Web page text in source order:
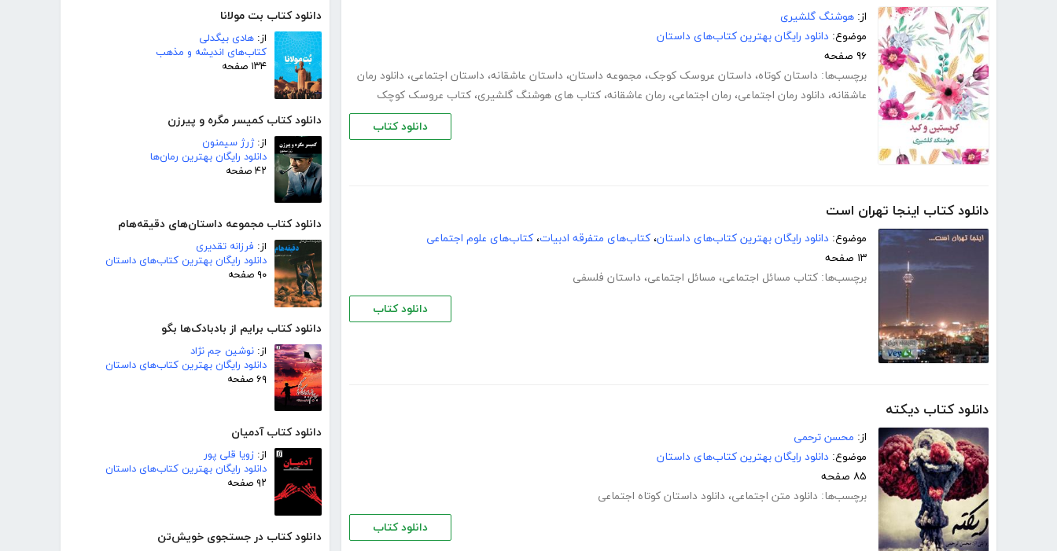
دانلود کتاب بت مولانا
از: هادی بیگدلی
کتاب‌های اندیشه و مذهب
۱۳۴ صفحه
دانلود کتاب کمیسر مگره و پیرزن
از:ژرژ سیمنون
دانلود رایگان بهترین رمان‌ها
۴۲ صفحه
دانلود کتاب مجموعه داستان‌های دقیقه‌هام
از: فرزانه تقدیری
دانلود رایگان بهترین کتاب‌های داستان
۹۰ صفحه
دانلود کتاب برایم از بادبادک‌ها بگو
از: نوشین جم نژاد
دانلود رایگان بهترین کتاب‌های داستان
۶۹ صفحه
دانلود کتاب آدمیان
از: زویا قلی پور
دانلود رایگان بهترین کتاب‌های داستان
۹۲ صفحه
دانلود کتاب در جستجوی خویش‌تن
از: هوشنگ گلشیری
موضوع: دانلود رایگان بهترین کتاب‌های داستان
۹۶ صفحه
برچسب‌ها: داستان کوتاه، داستان عروسک کوجک، مجموعه داستان، داستان عاشقانه، داستان اجتماعی، دانلود رمان
عاشقانه، دانلود رمان اجتماعی، رمان اجتماعی، رمان عاشقانه، کتاب های هوشنگ گلشیری، کتاب عروسک کوچک
دانلود کتاب
دانلود کتاب اینجا تهران است
موضوع: دانلود رایگان بهترین کتاب‌های داستان، کتاب‌های متفرقه ادبیات، کتاب‌های علوم اجتماعی
۱۳ صفحه
برچسب‌ها: کتاب مسائل اجتماعی، مسائل اجتماعی، داستان فلسفی
دانلود کتاب
دانلود کتاب دیکته
از: محسن ترحمی
موضوع: دانلود رایگان بهترین کتاب‌های داستان
۸۵ صفحه
برچسب‌ها: دانلود متن اجتماعی، دانلود داستان کوتاه اجتماعی
دانلود کتاب